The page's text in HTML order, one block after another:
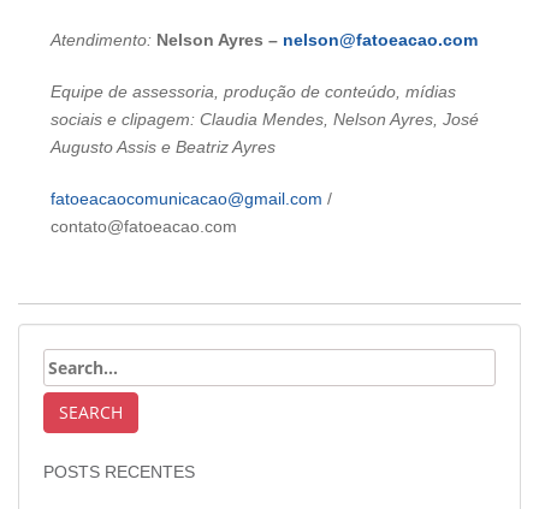
Atendimento: Nelson Ayres – nelson@fatoeacao.com
Equipe de assessoria, produção de conteúdo, mídias
sociais e clipagem: Claudia Mendes, Nelson Ayres, José
Augusto Assis e Beatriz Ayres
fatoeacaocomunicacao@gmail.com /
contato@fatoeacao.com
POSTS RECENTES